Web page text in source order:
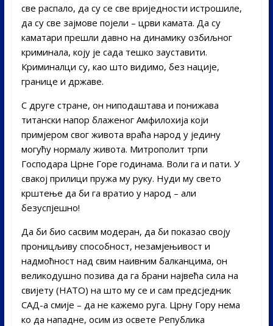
све распало, да су се све вриједности истрошиле,
да су све зајмове појели – црви камата. Да су
каматари прешли давно на динамику озбиљног
криминала, коју је сада тешко зауставити.
Криминалци су, као што видимо, без нације,
границе и државе.
С друге стране, он ниподаштава и понижава
титански напор блаженог Амфилохија који
примјером свог живота враћа народ у једину
могућу нормалу живота. Митрополит трпи
Господара Црне Горе годинама. Воли га и пати. У
свакој прилици пружа му руку. Нуди му свето
крштење да би га вратио у народ – али
безуспјешно!
Да би био сасвим модеран, да би показао своју
проницљиву способност, незамјењивост и
надмоћност над свим наивним балканцима, он
великодушно позива да га брани највећа сила на
свијету (НАТО) на што му се и сам предсједник
САД-а смије – да не кажемо руга. Црну Гору нема
ко да нападне, осим из освете Република